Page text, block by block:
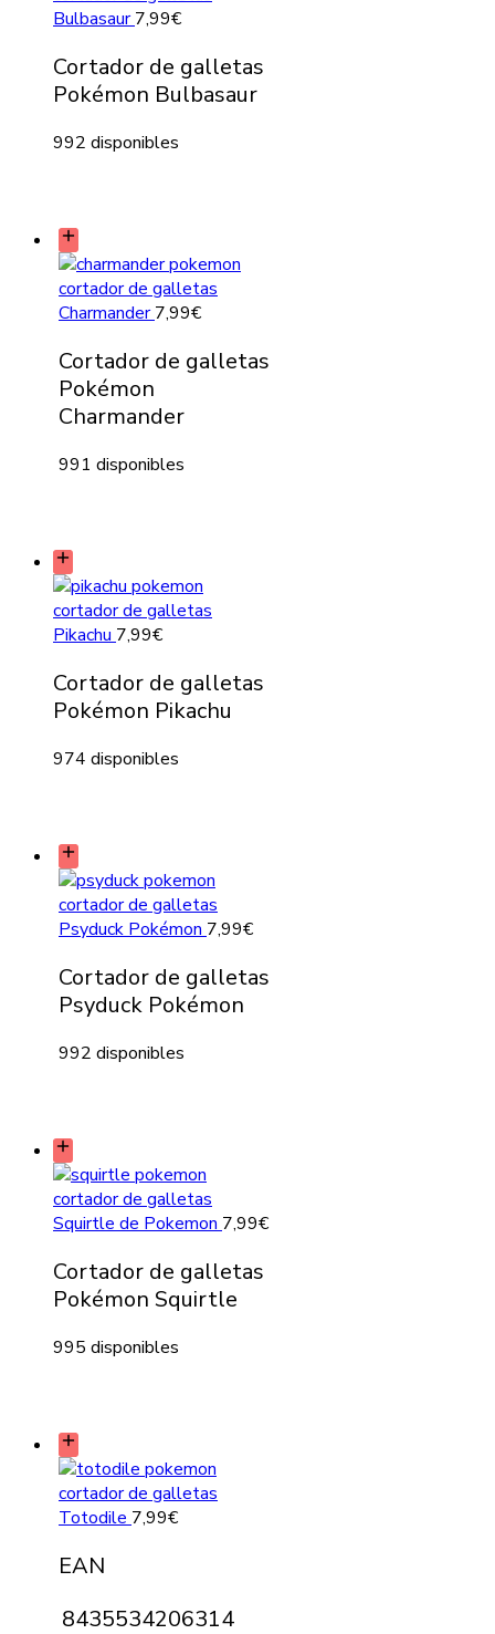
Bulbasaur7,99€
Cortador de galletas
Pokémon Bulbasaur
992 disponibles
Charmander7,99€
Cortador de galletas
Pokémon
Charmander
991 disponibles
Pikachu 7,99€
Cortador de galletas
Pokémon Pikachu
974 disponibles
Psyduck Pokémon 7,99€
Cortador de galletas
Psyduck Pokémon
992 disponibles
Squirtle de Pokemon 7,99€
Cortador de galletas
Pokémon Squirtle
995 disponibles
Totodile 7,99€
EAN
8435534206314